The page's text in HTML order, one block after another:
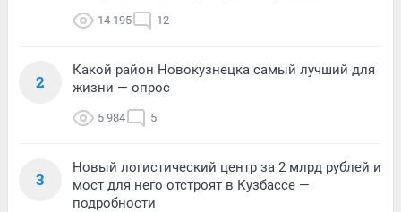
14 195 12
2
Какой район Новокузнецка самый лучший для
жизни — опрос
5 984 5
3
Новый логистический центр за 2 млрд рублей и
мост для него отстроят в Кузбассе —
подробности